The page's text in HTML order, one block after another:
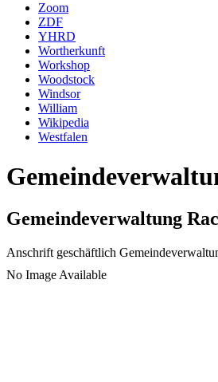
Zoom
ZDF
YHRD
Wortherkunft
Workshop
Woodstock
Windsor
William
Wikipedia
Westfalen
Gemeindeverwaltung
Anschrift geschäftlich
No Image Available